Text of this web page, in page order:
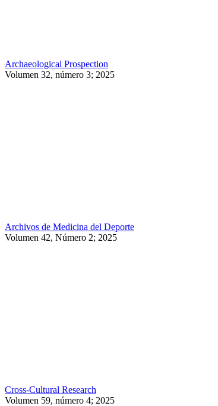
Archaeological Prospection
Volumen 32, número 3; 2025
Archivos de Medicina del Deporte
Volumen 42, Número 2; 2025
Cross-Cultural Research
Volumen 59, número 4; 2025